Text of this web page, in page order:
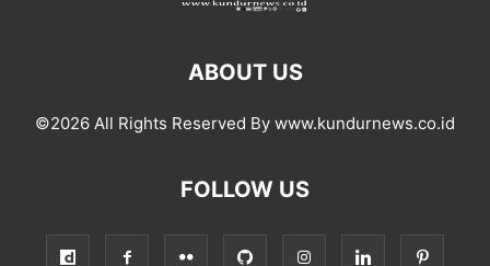
ABOUT US
©2026 All Rights Reserved By www.kundurnews.co.id
FOLLOW US